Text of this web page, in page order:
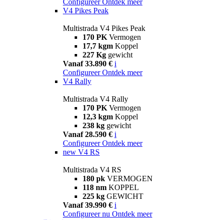
V4 Pikes Peak
Multistrada V4 Pikes Peak
170 PK Vermogen
17,7 kgm Koppel
227 Kg gewicht
Vanaf 33.890 € i
Configureer Ontdek meer
V4 Rally
Multistrada V4 Rally
170 PK Vermogen
12,3 kgm Koppel
238 kg gewicht
Vanaf 28.590 € i
Configureer Ontdek meer
new V4 RS
Multistrada V4 RS
180 pk VERMOGEN
118 nm KOPPEL
225 kg GEWICHT
Vanaf 39.990 € i
Configureer nu Ontdek meer